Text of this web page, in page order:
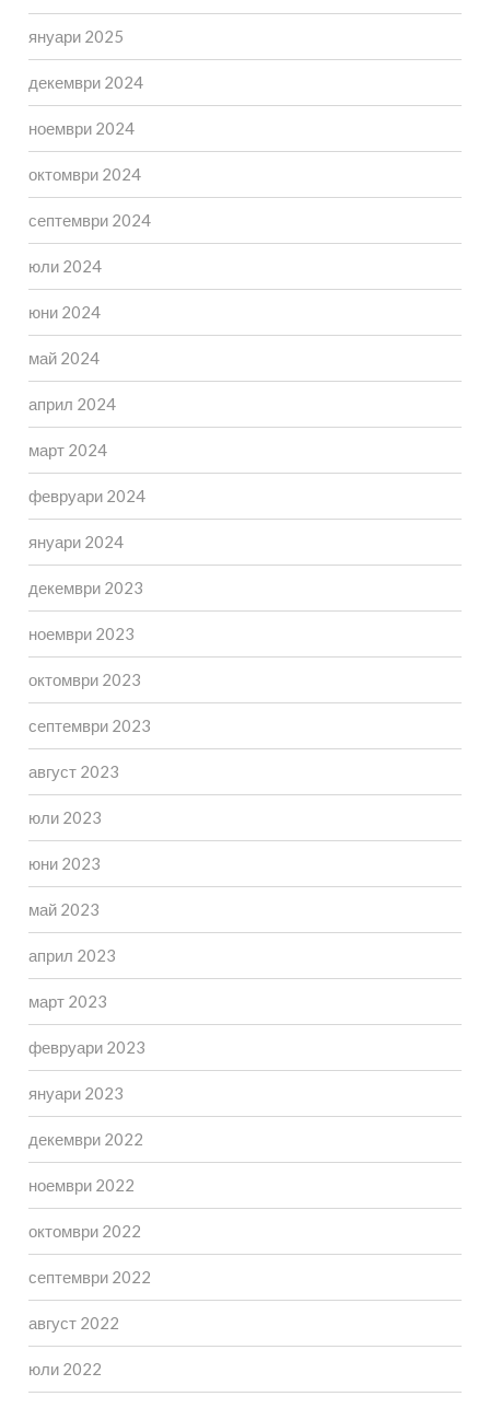
януари 2025
декември 2024
ноември 2024
октомври 2024
септември 2024
юли 2024
юни 2024
май 2024
април 2024
март 2024
февруари 2024
януари 2024
декември 2023
ноември 2023
октомври 2023
септември 2023
август 2023
юли 2023
юни 2023
май 2023
април 2023
март 2023
февруари 2023
януари 2023
декември 2022
ноември 2022
октомври 2022
септември 2022
август 2022
юли 2022